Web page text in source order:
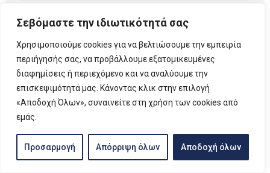
Σεβόμαστε την ιδιωτικότητά σας
Χρησιμοποιούμε cookies για να βελτιώσουμε την εμπειρία
περιήγησής σας, να προβάλλουμε εξατομικευμένες
διαφημίσεις ή περιεχόμενο και να αναλύουμε την
επισκεψιμότητά μας. Κάνοντας κλικ στην επιλογή
«Αποδοχή Όλων», συναινείτε στη χρήση των cookies από
εμάς.
Προσαρμογή Απόρριψη όλων Αποδοχή όλων
Socks / Boots
Spearfishing Accessories
Spearguns
SUP
Swimming Accessories
Swimming Goggles
Tanks